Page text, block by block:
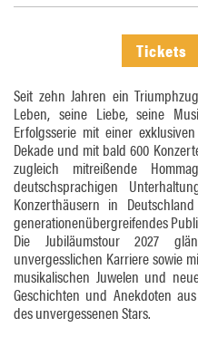
Tickets
Seit zehn Jahren ein
Leben, seine Liebe, seine
Erfolgsserie mit einer
Dekade und mit bald 600
zugleich mitreißende
deutschsprachigen
Konzerthäusern in
generationenübergreifendes
Die Jubiläumstour 2027
unvergesslichen Karriere sowie
musikalischen Juwelen und
Geschichten und Anekdoten
des unvergessenen Stars.